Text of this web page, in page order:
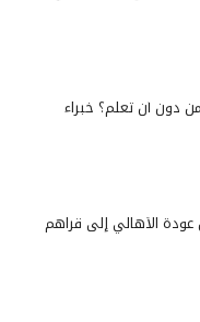
دون أن تعلم؟ خبراء
الأهالي إلى قراهم